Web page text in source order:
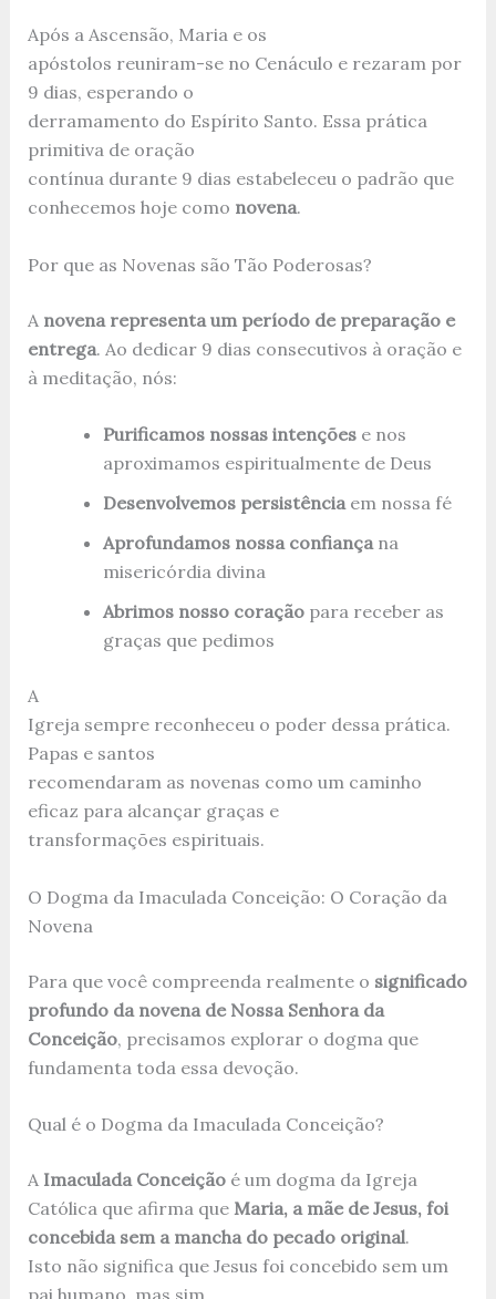
Após a Ascensão, Maria e os
apóstolos reuniram-se no Cenáculo e rezaram por
9 dias, esperando o
derramamento do Espírito Santo. Essa prática
primitiva de oração
contínua durante 9 dias estabeleceu o padrão que
conhecemos hoje como novena.
Por que as Novenas são Tão Poderosas?
A novena representa um período de preparação e
entrega. Ao dedicar 9 dias consecutivos à oração e
à meditação, nós:
Purificamos nossas intençõese nos
aproximamos espiritualmente de Deus
Desenvolvemos persistênciaem nossa fé
Aprofundamos nossa confiançana
misericórdia divina
Abrimos nosso coraçãopara receber as
graças que pedimos
A
Igreja sempre reconheceu o poder dessa prática.
Papas e santos
recomendaram as novenas como um caminho
eficaz para alcançar graças e
transformações espirituais.
O Dogma da Imaculada Conceição: O Coração da
Novena
Para que você compreenda realmente o significado
profundo da novena de Nossa Senhora da
Conceição, precisamos explorar o dogma que
fundamenta toda essa devoção.
Qual é o Dogma da Imaculada Conceição?
A Imaculada Conceiçãoé um dogma da Igreja
Católica que afirma que Maria, a mãe de Jesus, foi
concebida sem a mancha do pecado original.
Isto não significa que Jesus foi concebido sem um